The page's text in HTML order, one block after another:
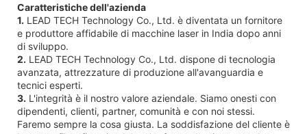
Caratteristiche dell'azienda
1. LEAD TECH Technology Co., Ltd. è diventata un fornitore
e produttore affidabile di macchine laser in India dopo anni
di sviluppo.
2. LEAD TECH Technology Co., Ltd. dispone di tecnologia
avanzata, attrezzature di produzione all'avanguardia e
tecnici esperti.
3. L'integrità è il nostro valore aziendale. Siamo onesti con
dipendenti, clienti, partner, comunità e con noi stessi.
Faremo sempre la cosa giusta. La soddisfazione del cliente è